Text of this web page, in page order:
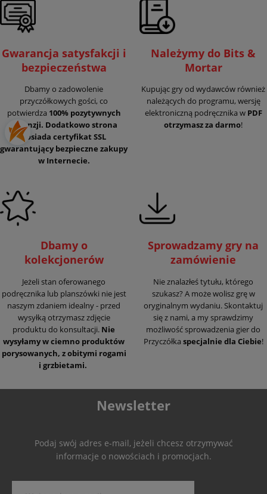
Gwarancja satysfakcji i
bezpieczeństwa
Dbamy o zadowolenie
przyczółkowych gości, co
potwierdza 100% pozytywnych
recenzji. Dodatkowo strona
posiada certyfikat SSL
gwarantujący bezpieczne zakupy
w Internecie.
Należymy do Bits &
Mortar
Kupując gry od wydawców również
należących do programu, wersję
elektroniczną podręcznika w PDF
otrzymasz za darmo!
Dbamy o
kolekcjonerów
Jeżeli stan oferowanego
podręcznika lub planszówki nie jest
naszym zdaniem idealny - przed
wysyłką otrzymasz zdjęcie
produktu do konsultacji. Nie
wysyłamy w ciemno produktów
porysowanych, z obitymi rogami
i grzbietami.
Sprowadzamy gry na
zamówienie
Nie znalazłeś tytułu, którego
szukasz? A może wolisz grę w
oryginalnym wydaniu. Skontaktuj
się z nami, a my sprawdzimy
możliwość sprowadzenia gier do
Przyczółka specjalnie dla Ciebie!
Newsletter
Podaj swój adres e-mail, jeżeli chcesz otrzymywać
informacje o nowościach i promocjach.